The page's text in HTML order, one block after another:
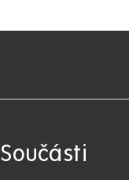
Součásti